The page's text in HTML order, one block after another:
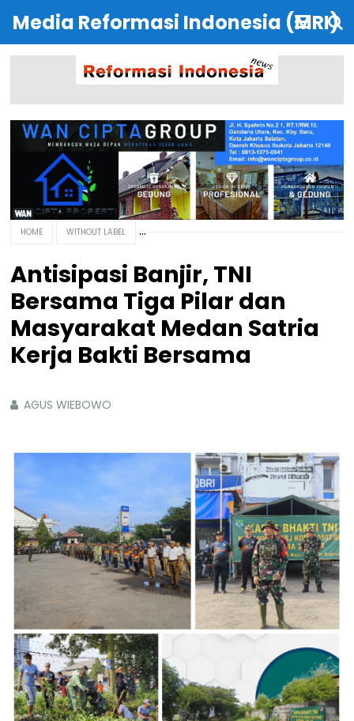
Media Reformasi Indonesia (MRI)
HOME WITHOUT LABEL
Antisipasi Banjir, TNI
Bersama Tiga Pilar dan
Masyarakat Medan Satria
Kerja Bakti Bersama
AGUS WIEBOWO